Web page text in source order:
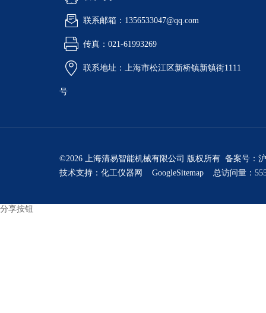
联系邮箱：1356533047@qq.com
传真：021-61993269
联系地址：上海市松江区新桥镇新镇街1111
号
©2026 上海清易智能机械有限公司 版权所有 备案号：
技术支持： 化工仪器网 GoogleSitemap 总访问量：
分享按钮